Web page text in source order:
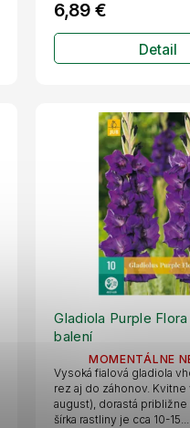
6,89 €
Detail
Gladiola Purple
balení
MOMENTÁLNE
Vysoká fialová gladiola
rez aj do záhonov. Kvitne
august), dorastá približne
šírka rastliny je cca 10-15...